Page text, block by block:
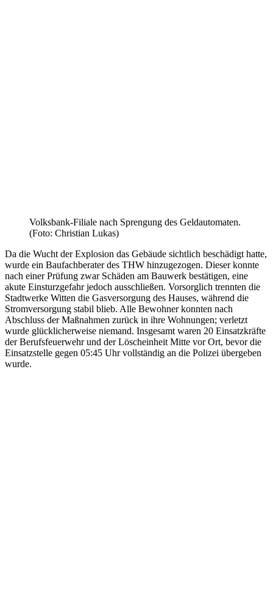
Volksbank-Filiale nach Sprengung des Geldautomaten.
(Foto: Christian Lukas)
Da die Wucht der Explosion das Gebäude sichtlich beschädigt hatte,
wurde ein Baufachberater des THW hinzugezogen. Dieser konnte
nach einer Prüfung zwar Schäden am Bauwerk bestätigen, eine
akute Einsturzgefahr jedoch ausschließen. Vorsorglich trennten die
Stadtwerke Witten die Gasversorgung des Hauses, während die
Stromversorgung stabil blieb. Alle Bewohner konnten nach
Abschluss der Maßnahmen zurück in ihre Wohnungen; verletzt
wurde glücklicherweise niemand. Insgesamt waren 20 Einsatzkräfte
der Berufsfeuerwehr und der Löscheinheit Mitte vor Ort, bevor die
Einsatzstelle gegen 05:45 Uhr vollständig an die Polizei übergeben
wurde.